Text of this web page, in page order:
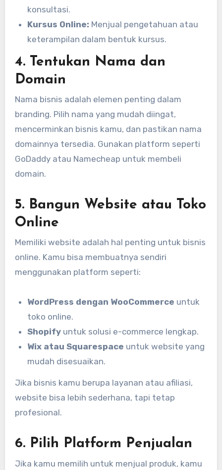
konsultasi.
Kursus Online: Menjual pengetahuan atau
keterampilan dalam bentuk kursus.
4. Tentukan Nama dan
Domain
Nama bisnis adalah elemen penting dalam
branding. Pilih nama yang mudah diingat,
mencerminkan bisnis kamu, dan pastikan nama
domainnya tersedia. Gunakan platform seperti
GoDaddy atau Namecheap untuk membeli
domain.
5. Bangun Website atau Toko
Online
Memiliki website adalah hal penting untuk bisnis
online. Kamu bisa membuatnya sendiri
menggunakan platform seperti:
WordPress dengan WooCommerce untuk
toko online.
Shopify untuk solusi e-commerce lengkap.
Wix atau Squarespace untuk website yang
mudah disesuaikan.
Jika bisnis kamu berupa layanan atau afiliasi,
website bisa lebih sederhana, tapi tetap
profesional.
6. Pilih Platform Penjualan
Jika kamu memilih untuk menjual produk, kamu